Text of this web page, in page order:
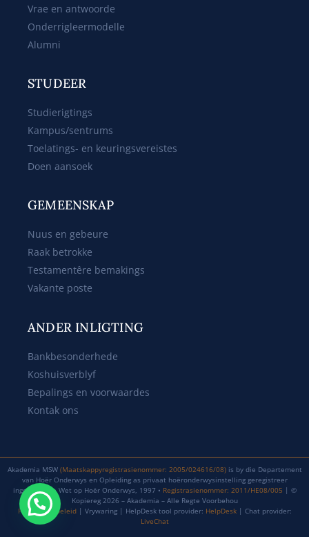
Vrae en antwoorde
Onderrigleermodelle
Alumni
STUDEER
Studierigtings
Kampus/sentrums
Toelatings- en keuringsvereistes
Doen aansoek
GEMEENSKAP
Nuus en gebeure
Raak betrokke
Testamentêre bemakings
Vakante poste
ANDER INLIGTING
Bankbesonderhede
Koshuisverblyf
Bepalings en voorwaardes
Kontak ons
Akademia MSW (Maatskappyregistrasienommer: 2005/024616/08)is by die Departement
van Hoër Onderwys en Opleiding as privaat hoëronderwysinstelling geregistreer
ingevolge die Wet op Hoër Onderwys, 1997 • Registrasienommer: 2011/HE08/005 | ©
Kopiereg 2026 – Akademia – Alle Regte Voorbehou
Privaatheidbeleid| Vrywaring | HelpDesk tool provider: HelpDesk| Chat provider:
LiveChat